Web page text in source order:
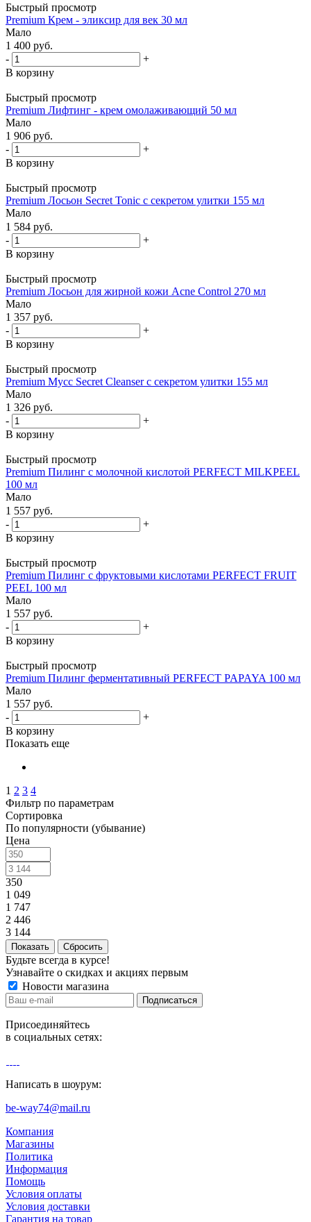
Быстрый просмотр
Premium Крем - эликсир для век 30 мл
Мало
1 400 руб.
-
+
В корзину
Быстрый просмотр
Premium Лифтинг - крем омолаживающий 50 мл
Мало
1 906 руб.
-
+
В корзину
Быстрый просмотр
Premium Лосьон Secret Tonic с секретом улитки 155 мл
Мало
1 584 руб.
-
+
В корзину
Быстрый просмотр
Premium Лосьон для жирной кожи Acne Control 270 мл
Мало
1 357 руб.
-
+
В корзину
Быстрый просмотр
Premium Мусс Secret Cleanser с секретом улитки 155 мл
Мало
1 326 руб.
-
+
В корзину
Быстрый просмотр
Premium Пилинг с молочной кислотой PERFECT MILKPEEL
100 мл
Мало
1 557 руб.
-
+
В корзину
Быстрый просмотр
Premium Пилинг с фруктовыми кислотами PERFECT FRUIT
PEEL 100 мл
Мало
1 557 руб.
-
+
В корзину
Быстрый просмотр
Premium Пилинг ферментативный PERFECT PAPAYA 100 мл
Мало
1 557 руб.
-
+
В корзину
Показать еще
1 2 3 4
Фильтр по параметрам
Сортировка
По популярности (убывание)
Цена
350
1 049
1 747
2 446
3 144
Сбросить
Будьте всегда в курсе!
Узнавайте о скидках и акциях первым
Новости магазина
Присоединяйтесь
в социальных сетях:
Написать в шоурум:
be-way74@mail.ru
Компания
Магазины
Политика
Информация
Помощь
Условия оплаты
Условия доставки
Гарантия на товар